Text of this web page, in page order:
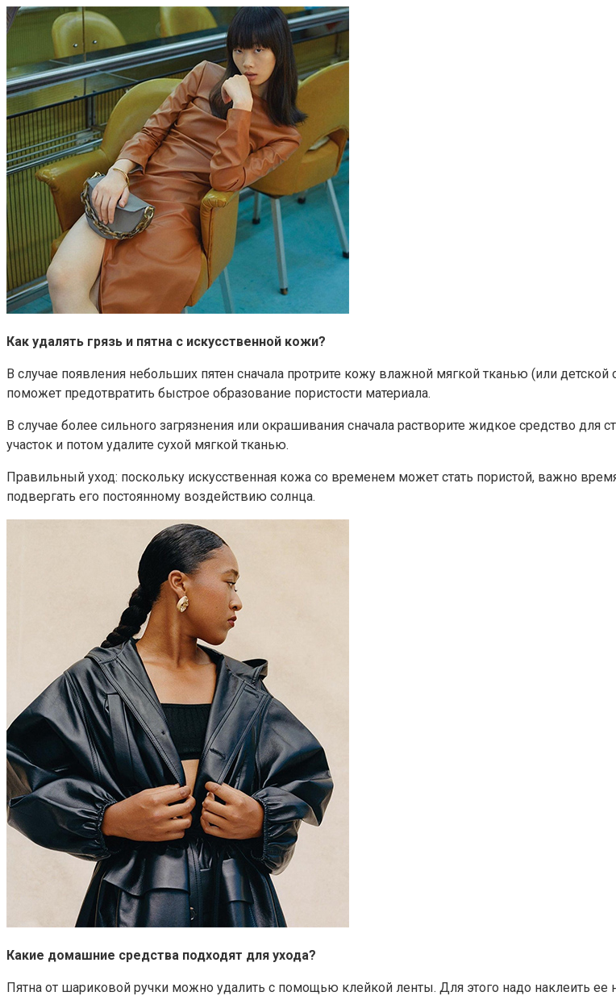
Как удалять грязь и пятна с искусственной кожи?
В случае появления небольших пятен сначала протрите кожу влажной мягкой тканью (или
поможет предотвратить быстрое образование пористости материала.
В случае более сильного загрязнения или окрашивания сначала растворите жидкое средство
участок и потом удалите сухой мягкой тканью.
Правильный уход: поскольку искусственная кожа со временем может стать пористой, важно
подвергать его постоянному воздействию солнца.
Какие домашние средства подходят для ухода?
Пятна от шариковой ручки можно удалить с помощью клейкой ленты. Для этого надо наклеить ее